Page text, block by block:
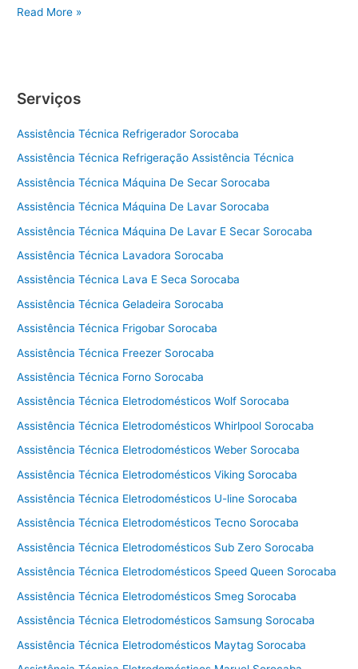
A
t
n
c
a
t
n
i
a
s
a
d
r
a
C
t
i
Read More »
Serviços
Assistência Técnica Refrigerador Sorocaba
Assistência Técnica Refrigeração Assistência Técnica
Assistência Técnica Máquina De Secar Sorocaba
Assistência Técnica Máquina De Lavar Sorocaba
Assistência Técnica Máquina De Lavar E Secar Sorocaba
Assistência Técnica Lavadora Sorocaba
Assistência Técnica Lava E Seca Sorocaba
Assistência Técnica Geladeira Sorocaba
Assistência Técnica Frigobar Sorocaba
Assistência Técnica Freezer Sorocaba
Assistência Técnica Forno Sorocaba
Assistência Técnica Eletrodomésticos Wolf Sorocaba
Assistência Técnica Eletrodomésticos Whirlpool Sorocaba
Assistência Técnica Eletrodomésticos Weber Sorocaba
Assistência Técnica Eletrodomésticos Viking Sorocaba
Assistência Técnica Eletrodomésticos U-line Sorocaba
Assistência Técnica Eletrodomésticos Tecno Sorocaba
Assistência Técnica Eletrodomésticos Sub Zero Sorocaba
Assistência Técnica Eletrodomésticos Speed Queen Sorocaba
Assistência Técnica Eletrodomésticos Smeg Sorocaba
Assistência Técnica Eletrodomésticos Samsung Sorocaba
Assistência Técnica Eletrodomésticos Maytag Sorocaba